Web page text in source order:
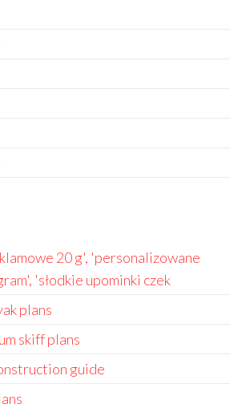
20 g', 'personalizowane
'słodkie upominki czek
plans
skiff plans
guide